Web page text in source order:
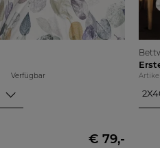
Verfügbar
€ 79,-